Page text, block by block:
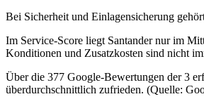
Bei Sicherheit und Einlagensicherung
Im Service-Score liegt Santander nur im
Konditionen und Zusatzkosten sind nicht
Über die 377 Google-Bewertungen der 3
überdurchschnittlich zufrieden. (Quelle: